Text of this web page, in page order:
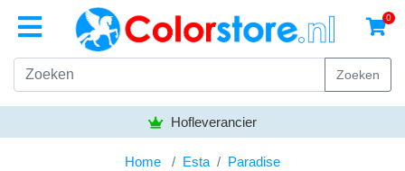
0
Zoeken
Hofleverancier
Home Esta Paradise